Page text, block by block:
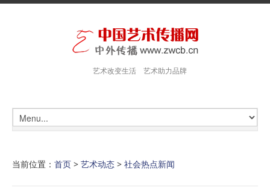
艺术改变生活 艺术助力品牌
当前位置： 首页 > 艺术动态 > 社会热点新闻